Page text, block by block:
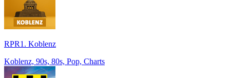
RPR1. Koblenz
Koblenz, 90s, 80s, Pop, Charts